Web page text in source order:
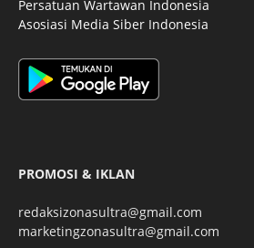
Persatuan Wartawan Indonesia
Asosiasi Media Siber Indonesia
PROMOSI & IKLAN
redaksizonasultra@gmail.com
marketingzonasultra@gmail.com